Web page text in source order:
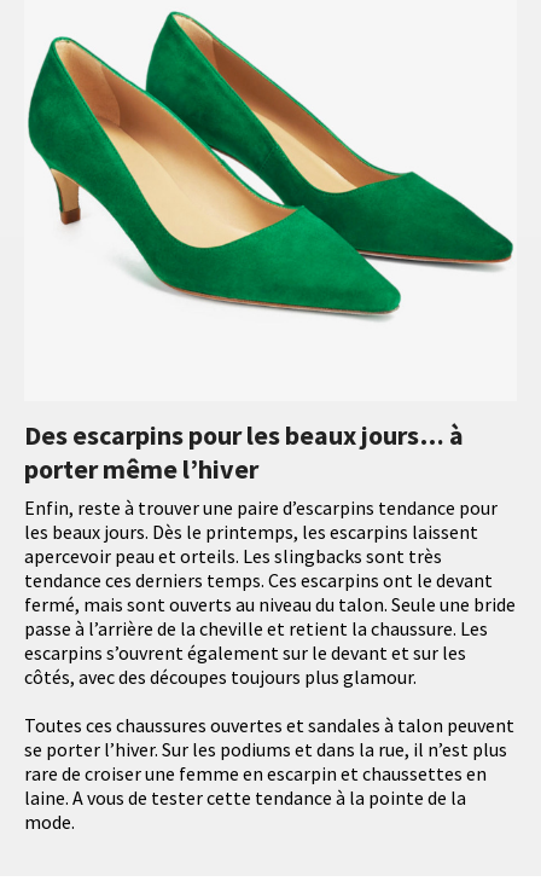
Des escarpins pour les beaux jours… à
porter même l’hiver
Enfin, reste à trouver une paire d’escarpins tendance pour
les beaux jours. Dès le printemps, les escarpins laissent
apercevoir peau et orteils. Les slingbacks sont très
tendance ces derniers temps. Ces escarpins ont le devant
fermé, mais sont ouverts au niveau du talon. Seule une bride
passe à l’arrière de la cheville et retient la chaussure. Les
escarpins s’ouvrent également sur le devant et sur les
côtés, avec des découpes toujours plus glamour.
Toutes ces chaussures ouvertes et sandales à talon peuvent
se porter l’hiver. Sur les podiums et dans la rue, il n’est plus
rare de croiser une femme en escarpin et chaussettes en
laine. A vous de tester cette tendance à la pointe de la
mode.